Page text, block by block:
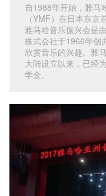
自1988年开始，雅马
（YMF）在日本东京
雅马哈音乐振兴会是
株式会社于1966年创
欣赏音乐的兴趣。雅
大陆设立以来，已经
学金。